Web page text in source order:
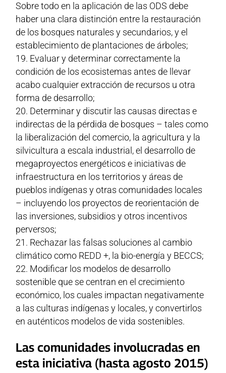
Sobre todo en la aplicación de las ODS debe
haber una clara distinción entre la restauración
de los bosques naturales y secundarios, y el
establecimiento de plantaciones de árboles;
Evaluar y determinar correctamente la
condición de los ecosistemas antes de llevar
acabo cualquier extracción de recursos u otra
forma de desarrollo;
Determinar y discutir las causas directas e
indirectas de la pérdida de bosques – tales como
la liberalización del comercio, la agricultura y la
silvicultura a escala industrial, el desarrollo de
megaproyectos energéticos e iniciativas de
infraestructura en los territorios y áreas de
pueblos indígenas y otras comunidades locales
– incluyendo los proyectos de reorientación de
las inversiones, subsidios y otros incentivos
perversos;
Rechazar las falsas soluciones al cambio
climático como REDD +, la bio-energía y BECCS;
Modificar los modelos de desarrollo
sostenible que se centran en el crecimiento
económico, los cuales impactan negativamente
a las culturas indígenas y locales, y convertirlos
en auténticos modelos de vida sostenibles.
Las comunidades involucradas en
esta iniciativa (hasta agosto 2015)